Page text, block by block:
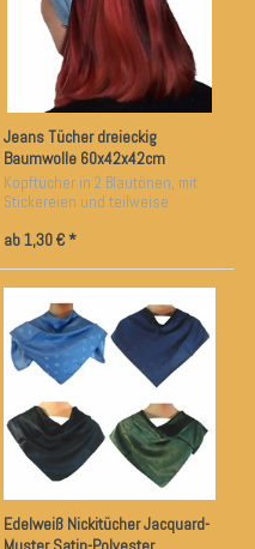
Jeans Tücher dreieckig
Baumwolle 60x42x42cm
Kopftücher in 2 Blautönen, mit
Stickereien und teilweise
ab 1,30 € *
Edelweiß Nickitücher Jacquard-